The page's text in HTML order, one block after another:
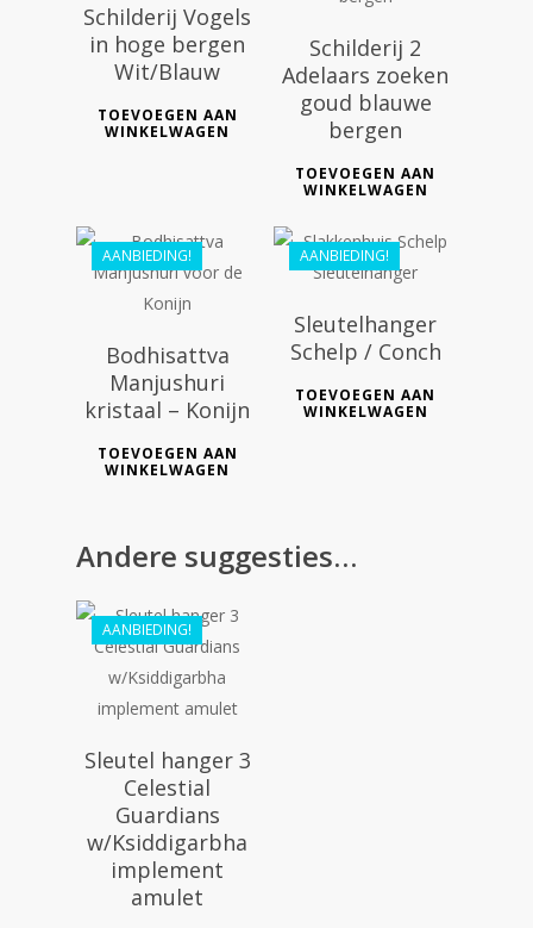
Schilderij Vogels
in hoge bergen
Wit/Blauw
TOEVOEGEN AAN
WINKELWAGEN
Schilderij 2
Adelaars zoeken
goud blauwe
bergen
TOEVOEGEN AAN
WINKELWAGEN
AANBIEDING!
Bodhisattva
Manjushuri
kristaal – Konijn
TOEVOEGEN AAN
WINKELWAGEN
AANBIEDING!
€28.00
Sleutelhanger
Schelp / Conch
TOEVOEGEN AAN
WINKELWAGEN
Andere suggesties…
AANBIEDING!
Sleutel hanger 3
Celestial
Guardians
w/Ksiddigarbha
implement
amulet